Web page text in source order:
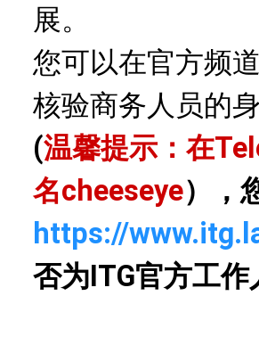
展。
您可以在官方频道
核验商务人员的
(温馨提示：在
名cheeseye），
https://
否为ITG官方工作